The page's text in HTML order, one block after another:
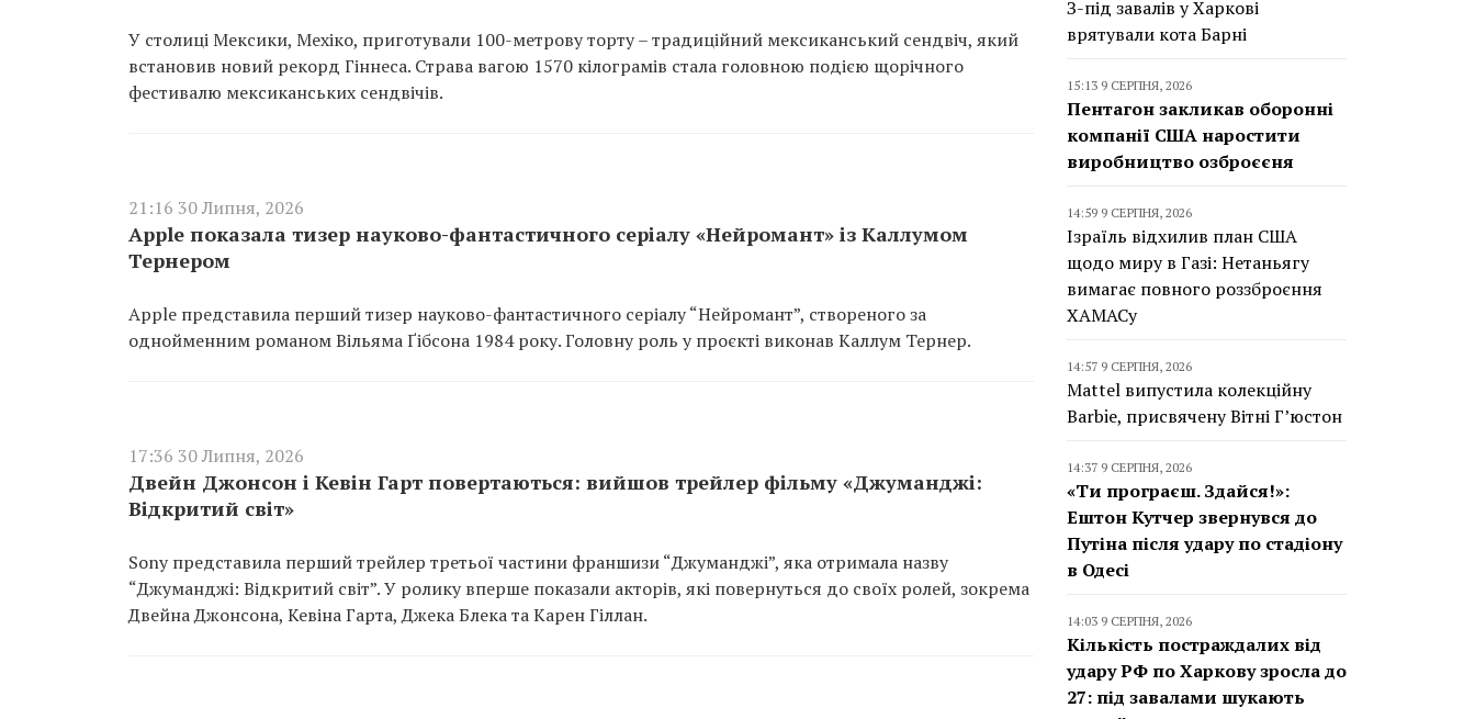
У столиці Мексики, Мехіко, приготували 100-метрову торту – традиційний мексиканський сендвіч, який
встановив новий рекорд Гіннеса. Страва вагою 1570 кілограмів стала головною подією щорічного
фестивалю мексиканських сендвічів.
21:16 30 Липня, 2026
Apple показала тизер науково-фантастичного серіалу «Нейромант» із Каллумом
Тернером
Apple представила перший тизер науково-фантастичного серіалу “Нейромант”, створеного за
однойменним романом Вільяма Ґібсона 1984 року. Головну роль у проєкті виконав Каллум Тернер.
17:36 30 Липня, 2026
Двейн Джонсон і Кевін Гарт повертаються: вийшов трейлер фільму «Джуманджі:
Відкритий світ»
Sony представила перший трейлер третьої частини франшизи “Джуманджі”, яка отримала назву
“Джуманджі: Відкритий світ”. У ролику вперше показали акторів, які повернуться до своїх ролей, зокрема
Двейна Джонсона, Кевіна Гарта, Джека Блека та Карен Гіллан.
З-під завалів у Харкові
врятували кота Барні
15:13 9 СЕРПНЯ, 2026
Пентагон закликав оборонні
компанії США наростити
виробництво озброєєня
14:59 9 СЕРПНЯ, 2026
Ізраїль відхилив план США
щодо миру в Газі: Нетаньягу
вимагає повного роззброєння
ХАМАСу
14:57 9 СЕРПНЯ, 2026
Mattel випустила колекційну
Barbie, присвячену Вітні Г’юстон
14:37 9 СЕРПНЯ, 2026
«Ти програєш. Здайся!»:
Ештон Кутчер звернувся до
Путіна після удару по стадіону
в Одесі
14:03 9 СЕРПНЯ, 2026
Кількість постраждалих від
удару РФ по Харкову зросла до
27: під завалами шукають